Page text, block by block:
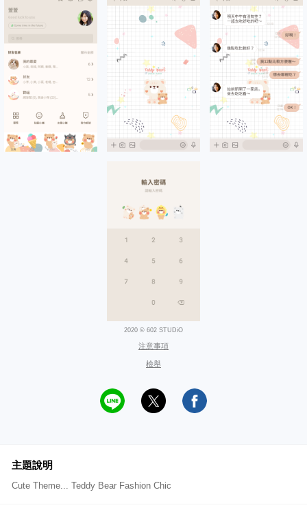
2020 © 602 STUDiO
注意事項
檢舉
主題說明
Cute Theme... Teddy Bear Fashion Chic